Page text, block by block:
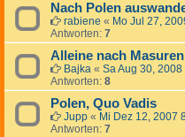
Nach Polen
rabiene « Mo Jul 27,
Antworten: 7
Alleine nach
Bajka « Sa Aug 30, 2008
Antworten: 8
Polen, Quo Vadis
Jupp « Mi Dez 12, 2007
Antworten: 7